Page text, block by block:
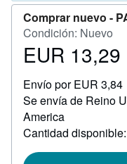
Comprar nuevo -
Condición: Nuevo
Precio
13,29
EUR 13,29
Envío por EUR 3,84
Se envía de Reino
America
Cantidad